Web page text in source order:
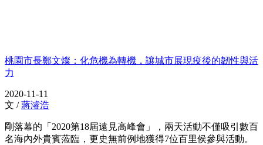
桃園市長鄭文燦：化危機為轉機，讓城市展現疫後的韌性與活
力
2020-11-11
文 /蔣濬浩
剛落幕的「2020第18屆遠見高峰會」，兩天活動不僅吸引數百
名海內外貴賓蒞臨，更史無前例地獲得7位百里侯參與活動。